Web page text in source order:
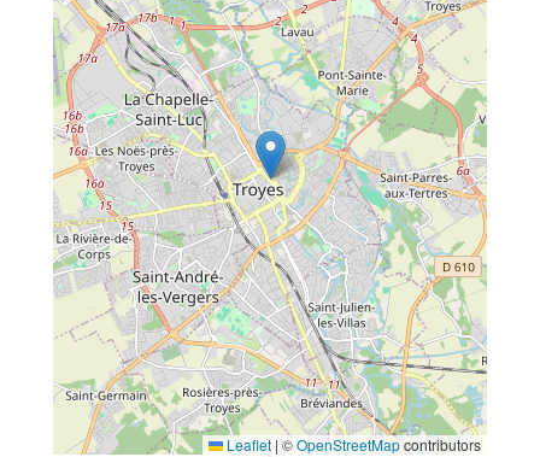
Leaflet | ©OpenStreetMapcontributors